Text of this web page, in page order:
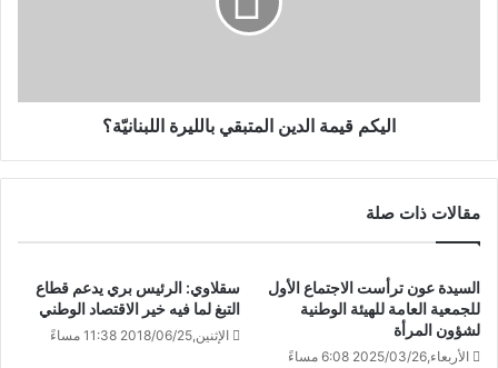
اليكم قيمة الدين المتبقي بالليرة اللبنانيّة؟
مقالات ذات صلة
السيدة عون ترأست الاجتماع الأول
للجمعية العامة للهيئة الوطنية
لشؤون المرأة
الأربعاء,2025/03/26 6:08 مساءً
سقلاوي: الرئيس بري يدعم قطاع
التبغ لما فيه خير الاقتصاد الوطني
الإثنين,2018/06/25 11:38 مساءً